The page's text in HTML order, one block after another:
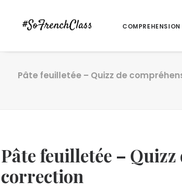
COMPREHENSION
Pâte feuilletée – Quizz de
Pâte feuilletée –
correction